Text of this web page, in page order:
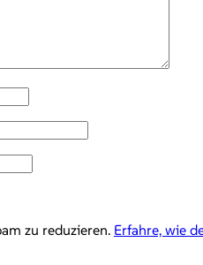
zu reduzieren. Erfahre, wie